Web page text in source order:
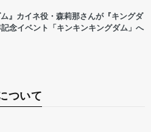
』カイネ役・森莉那さんが『キングダ
念イベント「キンキンキングダム」へ
ついて